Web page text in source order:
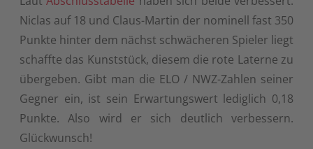
Niclas auf 18 und Claus-Martin der nominell fast 350
Punkte hinter dem nächst schwächeren Spieler liegt
schaffte das Kunststück, diesem die rote Laterne zu
übergeben. Gibt man die ELO / NWZ-Zahlen seiner
Gegner ein, ist sein Erwartungswert lediglich 0,18
Punkte. Also wird er sich deutlich verbessern.
Glückwunsch!